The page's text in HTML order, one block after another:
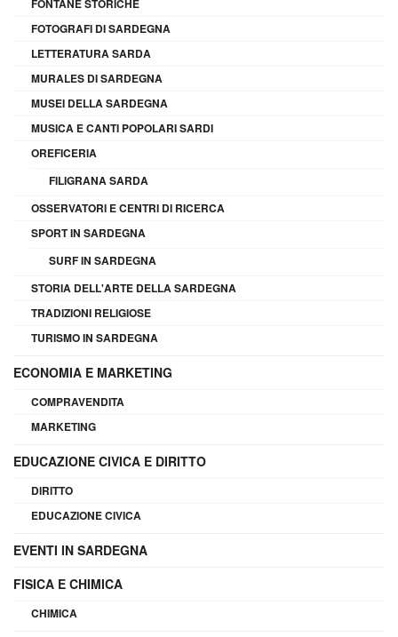
FONTANE STORICHE
FOTOGRAFI DI SARDEGNA
LETTERATURA SARDA
MURALES DI SARDEGNA
MUSEI DELLA SARDEGNA
MUSICA E CANTI POPOLARI SARDI
OREFICERIA
FILIGRANA SARDA
OSSERVATORI E CENTRI DI RICERCA
SPORT IN SARDEGNA
SURF IN SARDEGNA
STORIA DELL'ARTE DELLA SARDEGNA
TRADIZIONI RELIGIOSE
TURISMO IN SARDEGNA
ECONOMIA E MARKETING
COMPRAVENDITA
MARKETING
EDUCAZIONE CIVICA E DIRITTO
DIRITTO
EDUCAZIONE CIVICA
EVENTI IN SARDEGNA
FISICA E CHIMICA
CHIMICA